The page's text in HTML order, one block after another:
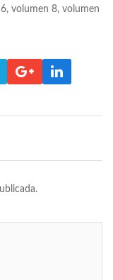
volumen 8, volumen